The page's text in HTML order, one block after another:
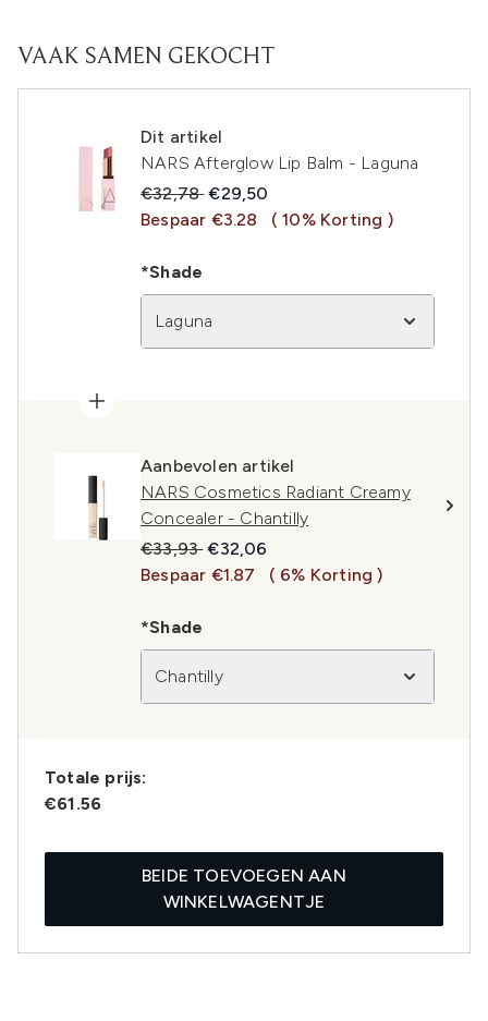
VAAK SAMEN GEKOCHT
Dit artikel
NARS Afterglow Lip Balm - Laguna
Recommended Retail Price:
€32,78Huidige prijs:
€29,50
Bespaar €3.28
( 10% Korting )
*Shade
Laguna
Aanbevolen artikel
NARS Cosmetics Radiant Creamy
Concealer - Chantilly
Recommended Retail Price:
€33,93Huidige prijs:
€32,06
Bespaar €1.87
( 6% Korting )
*Shade
Chantilly
Totale prijs:
€61.56
BEIDE TOEVOEGEN AAN
WINKELWAGENTJE